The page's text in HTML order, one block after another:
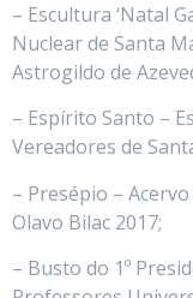
– Escultura ‘Natal
Nuclear de Santa
Astrogildo de
– Espírito Santo –
Vereadores de
– Presépio –
Olavo Bilac 2017;
– Busto do 1º